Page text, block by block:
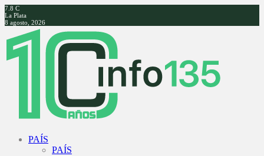
7.8 C
La Plata
8 agosto, 2026
Facebook
Twitter
Instagram
Youtube
PAÍS
PAÍS